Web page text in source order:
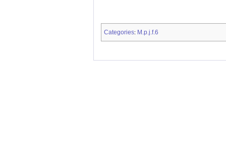
Categories: M.p.j.f.6